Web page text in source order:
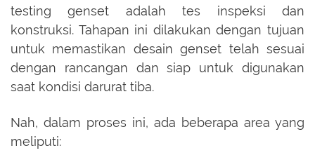
testing genset adalah tes inspeksi dan
konstruksi. Tahapan ini dilakukan dengan tujuan
untuk memastikan desain genset telah sesuai
dengan rancangan dan siap untuk digunakan
saat kondisi darurat tiba.
Nah, dalam proses ini, ada beberapa area yang
meliputi: